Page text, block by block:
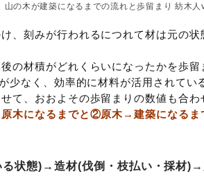
山の木が建築になるまでの流れと歩留まり 紡木人
、刻みが行われるにつれて材は元の
の材積がどれくらいになったかを歩留
少なく、効率的に材料が活用されてい
て、おおよその歩留まりの数値も合わ
木になるまでと②原木→建築になるま
状態)→造材(伐倒・枝払い・採材)→